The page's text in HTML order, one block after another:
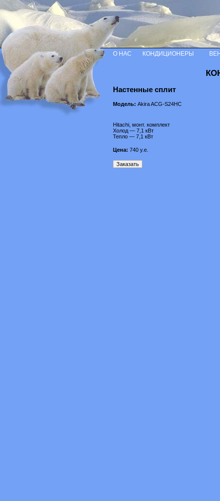
Настенные сплит
Модель: Akira ACG-S24HC
Hitachi, монт. комплект
Холод — 7,1 кВт
Тепло — 7,1 кВт
Цена: 740 у.е.
О НАС КОНДИЦИОНЕРЫ